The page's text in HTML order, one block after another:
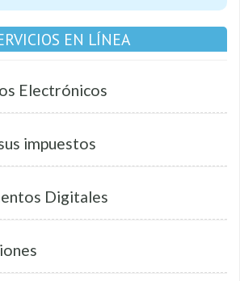
EN LÍNEA
Electrónicos
impuestos
Digitales